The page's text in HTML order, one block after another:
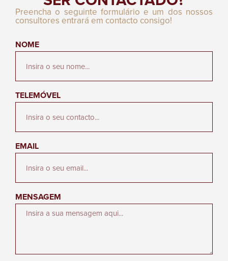
Preencha o seguinte formulário e um dos nossos
consultores entrará em contacto consigo!
NOME
TELEMÓVEL
EMAIL
MENSAGEM